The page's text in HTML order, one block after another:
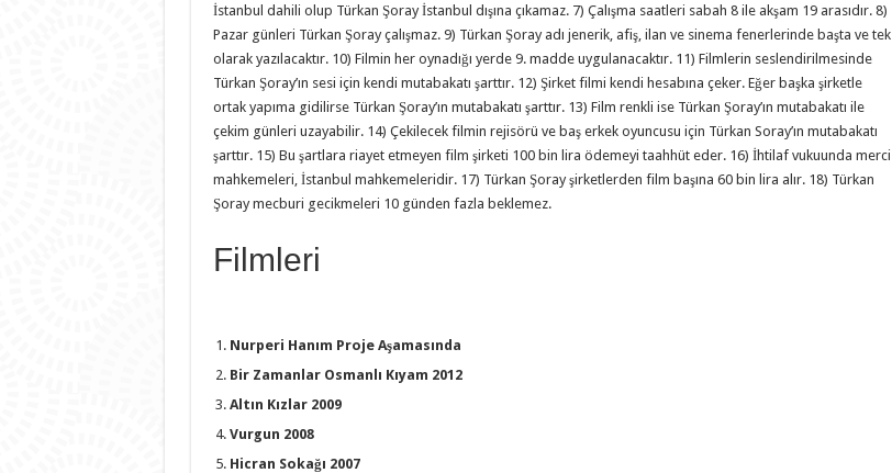
İstanbul dahili olup Türkan Şoray İstanbul dışına çıkamaz. 7) Çalışma saatleri sabah 8 ile akşam 19 arasıdır. 8)
Pazar günleri Türkan Şoray çalışmaz. 9) Türkan Şoray adı jenerik, afiş, ilan ve sinema fenerlerinde başta ve tek
olarak yazılacaktır. 10) Filmin her oynadığı yerde 9. madde uygulanacaktır. 11) Filmlerin seslendirilmesinde
Türkan Şoray’ın sesi için kendi mutabakatı şarttır. 12) Şirket filmi kendi hesabına çeker. Eğer başka şirketle
ortak yapıma gidilirse Türkan Şoray’ın mutabakatı şarttır. 13) Film renkli ise Türkan Şoray’ın mutabakatı ile
çekim günleri uzayabilir. 14) Çekilecek filmin rejisörü ve baş erkek oyuncusu için Türkan Soray’ın mutabakatı
şarttır. 15) Bu şartlara riayet etmeyen film şirketi 100 bin lira ödemeyi taahhüt eder. 16) İhtilaf vukuunda merci
mahkemeleri, İstanbul mahkemeleridir. 17) Türkan Şoray şirketlerden film başına 60 bin lira alır. 18) Türkan
Şoray mecburi gecikmeleri 10 günden fazla beklemez.
Filmleri
Nurperi Hanım Proje Aşamasında
Bir Zamanlar Osmanlı Kıyam 2012
Altın Kızlar 2009
Vurgun 2008
Hicran Sokağı 2007